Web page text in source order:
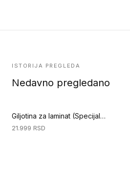
ISTORIJA PREGLEDA
Nedavno pregledano
Giljotina za laminat (Specijalni alati za podove)
21.999 RSD